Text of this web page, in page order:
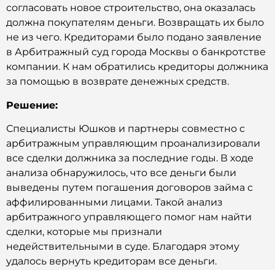
согласовать новое строительство, она оказалась
должна покупателям деньги. Возвращать их было
не из чего. Кредиторами было подано заявление
в Арбитражный суд города Москвы о банкротстве
компании. К нам обратились кредиторы должника
за помощью в возврате денежных средств.
Решение:
Специалисты Юшков и партнеры совместно с
арбитражным управляющим проанализировали
все сделки должника за последние годы. В ходе
анализа обнаружилось, что все деньги были
выведены путем погашения договоров займа с
аффилированными лицами. Такой анализ
арбитражного управляющего помог нам найти
сделки, которые мы признали
недействительными в суде. Благодаря этому
удалось вернуть кредиторам все деньги.